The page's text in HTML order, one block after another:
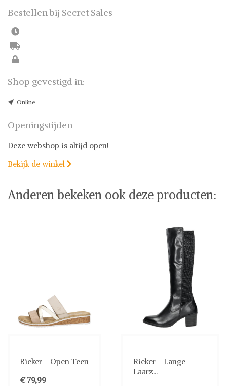
Bestellen bij Secret Sales
Shop gevestigd in:
Online
Openingstijden
Deze webshop is altijd open!
Bekijk de winkel 
Anderen bekeken ook deze producten:
Rieker - Open Teen
€ 79,99
Rieker - Lange
Laarz...